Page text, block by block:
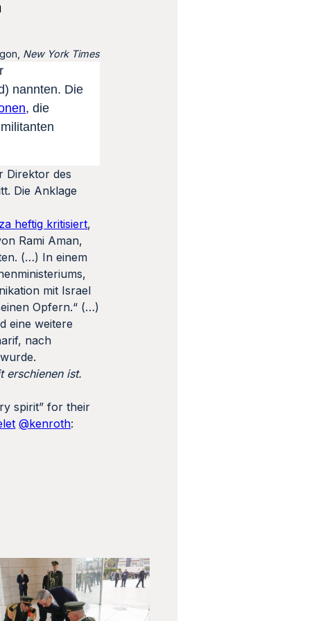
New York Times
nannten. Die
, die
Direktor des
Die Anklage
heftig kritisiert,
Rami Aman,
(…) In einem
mit Israel
Opfern.“ (…)
eine weitere
nach
erschienen ist.
spirit” for their
@kenroth: